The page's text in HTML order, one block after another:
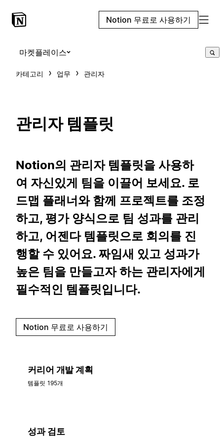
Notion 무료로 사용하기
마켓플레이스
카테고리 업무 관리자
관리자 템플릿
Notion의 관리자 템플릿을 사용하
여 자신있게 팀을 이끌어 보세요. 로
드맵 플래너와 함께 프로젝트를 조정
하고, 평가 양식으로 팀 성과를 관리
하고, 어젠다 템플릿으로 회의를 진
행할 수 있어요. 짜임새 있고 성과가
높은 팀을 만들고자 하는 관리자에게
필수적인 템플릿입니다.
Notion 무료로 사용하기
커리어 개발 계획
템플릿 195개
성과 검토